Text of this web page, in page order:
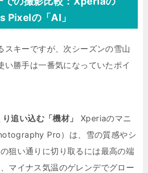
Pixelの「AI」
スキーですが、次シーズンの雪山
い勝手は一番気になっていたポイ
追い込む「機材」
Xperiaのマニ
Pro）は、雪の質感やシ
狙い通りに切り取るには最高の端
マイナス気温のゲレンデでグロー